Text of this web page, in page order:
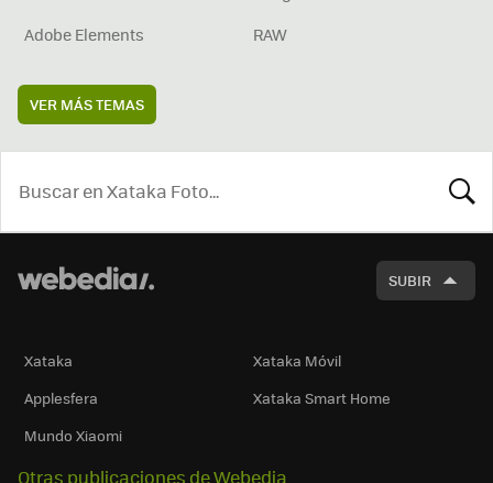
Adobe Elements
RAW
VER MÁS TEMAS
SUBIR
Xataka
Xataka Móvil
Applesfera
Xataka Smart Home
Mundo Xiaomi
Otras publicaciones de Webedia